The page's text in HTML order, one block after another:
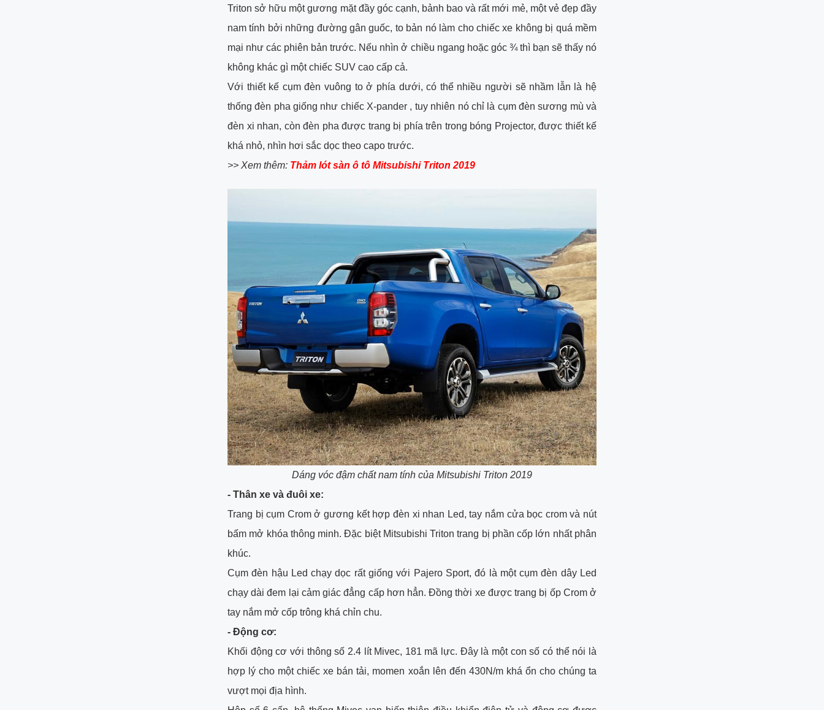
Triton sở hữu một gương mặt đầy góc cạnh, bảnh bao và rất mới mẻ, một vẻ đẹp đầy
nam tính bởi những đường gân guốc, to bản nó làm cho chiếc xe không bị quá mềm
mại như các phiên bản trước. Nếu nhìn ở chiều ngang hoặc góc ¾ thì bạn sẽ thấy nó
không khác gì một chiếc SUV cao cấp cả.
Với thiết kế cụm đèn vuông to ở phía dưới, có thể nhiều người sẽ nhầm lẫn là hệ
thống đèn pha giống như chiếc X-pander , tuy nhiên nó chỉ là cụm đèn sương mù và
đèn xi nhan, còn đèn pha được trang bị phía trên trong bóng Projector, được thiết kế
khá nhỏ, nhìn hơi sắc dọc theo capo trước.
>> Xem thêm: Thảm lót sàn ô tô Mitsubishi Triton 2019
Dáng vóc đậm chất nam tính của Mitsubishi Triton 2019
- Thân xe và đuôi xe:
Trang bị cụm Crom ở gương kết hợp đèn xi nhan Led, tay nắm cửa bọc crom và nút
bấm mở khóa thông minh. Đặc biệt Mitsubishi Triton trang bị phần cốp lớn nhất phân
khúc.
Cụm đèn hậu Led chạy dọc rất giống với Pajero Sport, đó là một cụm đèn dây Led
chạy dài đem lại cảm giác đẳng cấp hơn hẳn. Đồng thời xe được trang bị ốp Crom ở
tay nắm mở cốp trông khá chỉn chu.
- Động cơ:
Khối động cơ với thông số 2.4 lít Mivec, 181 mã lực. Đây là một con số có thể nói là
hợp lý cho một chiếc xe bán tải, momen xoắn lên đến 430N/m khá ổn cho chúng ta
vượt mọi địa hình.